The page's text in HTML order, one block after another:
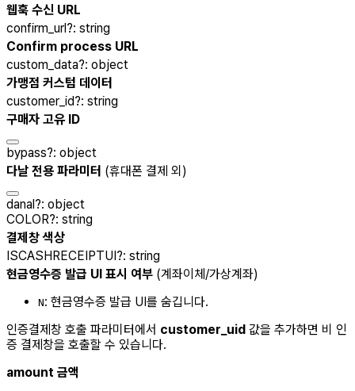
웹훅 수신 URL
confirm_url?: string
Confirm process URL
custom_data?: object
가맹점 커스텀 데이터
customer_id?: string
구매자 고유 ID
bypass?: object
다날 전용 파라미터 (휴대폰 결제 외)
danal?: object
COLOR?: string
결제창 색상
ISCASHRECEIPTUI?: string
현금영수증 발급 UI 표시 여부 (계좌이체/가상계좌)
N: 현금영수증 발급 UI를 숨깁니다.
인증결제창 호출 파라미터에서 customer_uid 값을 추가하면 비 인
증 결제창을 호출할 수 있습니다.
amount 금액